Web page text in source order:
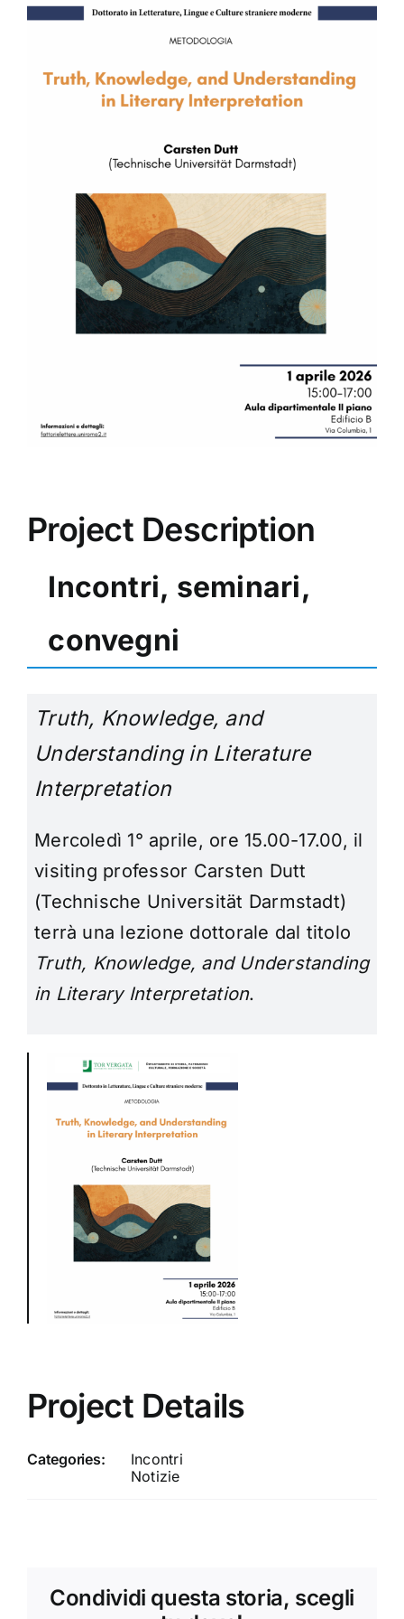
Image
Project Description
Incontri, seminari,
convegni
Truth, Knowledge, and
Understanding in Literature
Interpretation
Mercoledì 1° aprile, ore 15.00-17.00, il
visiting professor Carsten Dutt
(Technische Universität Darmstadt)
terrà una lezione dottorale dal titolo
Truth, Knowledge, and Understanding
in Literary Interpretation.
Project Details
Categories:
Incontri
Notizie
Condividi questa storia, scegli